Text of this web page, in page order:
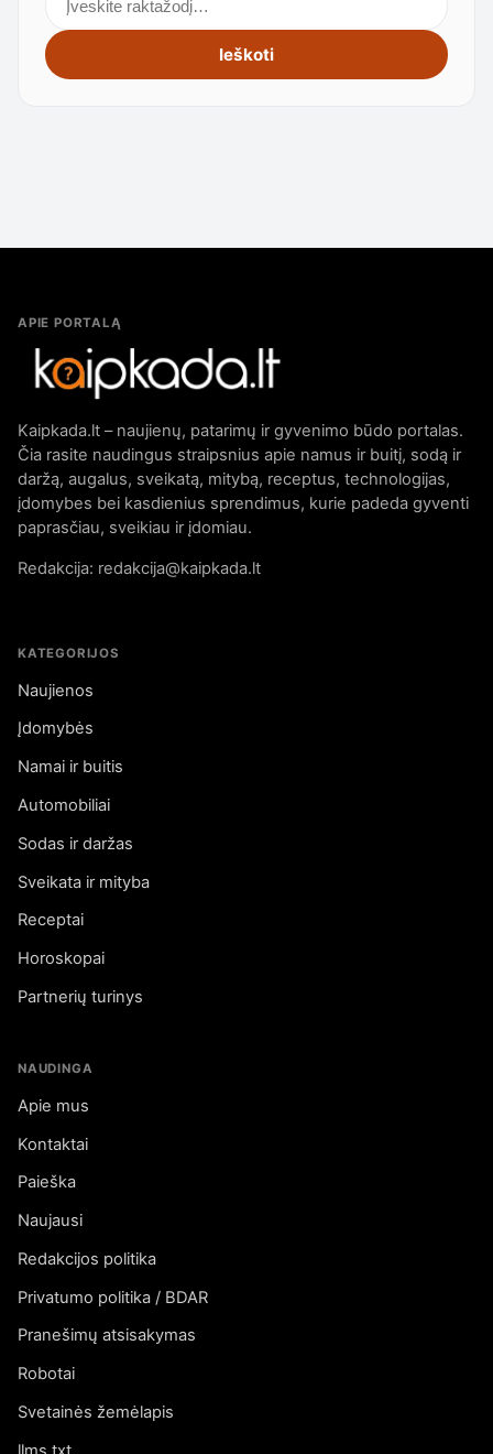
Ieškoti
APIE PORTALĄ
Kaipkada.lt – naujienų, patarimų ir gyvenimo būdo portalas.
Čia rasite naudingus straipsnius apie namus ir buitį, sodą ir
daržą, augalus, sveikatą, mitybą, receptus, technologijas,
įdomybes bei kasdienius sprendimus, kurie padeda gyventi
paprasčiau, sveikiau ir įdomiau.
Redakcija: redakcija@kaipkada.lt
KATEGORIJOS
Naujienos
Įdomybės
Namai ir buitis
Automobiliai
Sodas ir daržas
Sveikata ir mityba
Receptai
Horoskopai
Partnerių turinys
NAUDINGA
Apie mus
Kontaktai
Paieška
Naujausi
Redakcijos politika
Privatumo politika / BDAR
Pranešimų atsisakymas
Robotai
Svetainės žemėlapis